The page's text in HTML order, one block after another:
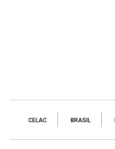
CELAC BRASIL